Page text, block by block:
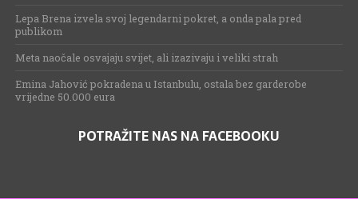
Lepa Brena izvela svoj legendarni pokret, a onda pala pred
publikom
Meta naočale osvajaju svijet, ali izazivaju i veliki strah
Emina Jahović pokradena u Istanbulu, ostala bez garderobe
vrijedne 50.000 eura
POTRAŽITE NAS NA FACEBOOKU